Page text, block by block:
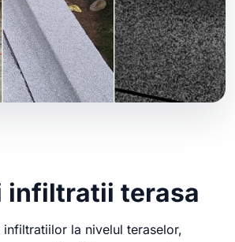
infiltratii terasa
infiltratiilor la nivelul teraselor,